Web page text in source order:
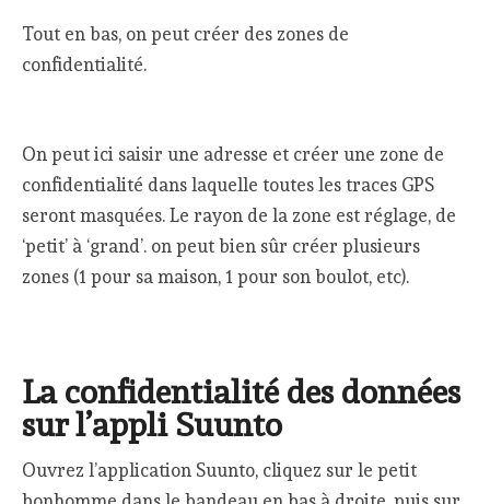
Tout en bas, on peut créer des zones de
confidentialité.
On peut ici saisir une adresse et créer une zone de
confidentialité dans laquelle toutes les traces GPS
seront masquées. Le rayon de la zone est réglage, de
‘petit’ à ‘grand’. on peut bien sûr créer plusieurs
zones (1 pour sa maison, 1 pour son boulot, etc).
La confidentialité des données
sur l’appli Suunto
Ouvrez l’application Suunto, cliquez sur le petit